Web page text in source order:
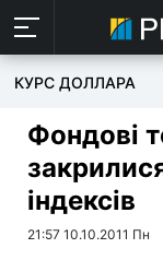
КУРС ДОЛЛАРА
Фондові
індексів
21:57 10.10.2011 Пн